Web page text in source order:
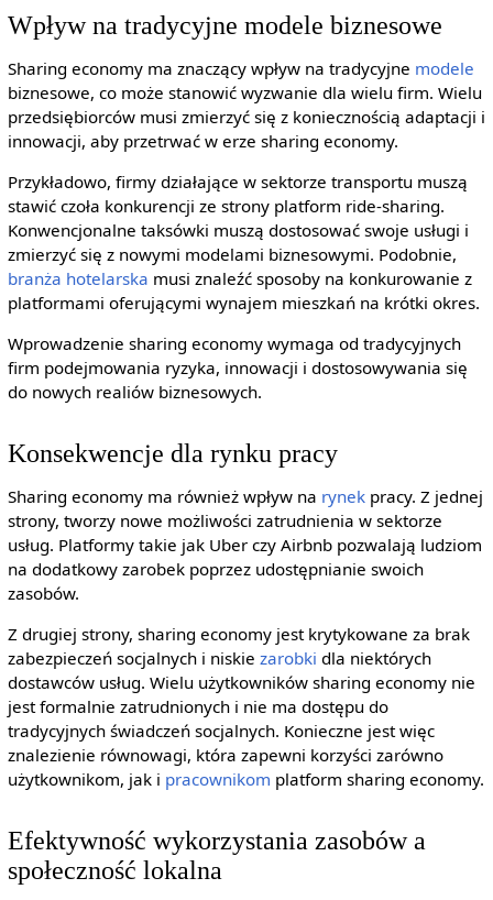
Wpływ na tradycyjne modele biznesowe
Sharing economy ma znaczący wpływ na tradycyjne modele
biznesowe, co może stanowić wyzwanie dla wielu firm. Wielu
przedsiębiorców musi zmierzyć się z koniecznością adaptacji i
innowacji, aby przetrwać w erze sharing economy.
Przykładowo, firmy działające w sektorze transportu muszą
stawić czoła konkurencji ze strony platform ride-sharing.
Konwencjonalne taksówki muszą dostosować swoje usługi i
zmierzyć się z nowymi modelami biznesowymi. Podobnie,
branża hotelarska musi znaleźć sposoby na konkurowanie z
platformami oferującymi wynajem mieszkań na krótki okres.
Wprowadzenie sharing economy wymaga od tradycyjnych
firm podejmowania ryzyka, innowacji i dostosowywania się
do nowych realiów biznesowych.
Konsekwencje dla rynku pracy
Sharing economy ma również wpływ na rynekpracy. Z jednej
strony, tworzy nowe możliwości zatrudnienia w sektorze
usług. Platformy takie jak Uber czy Airbnb pozwalają ludziom
na dodatkowy zarobek poprzez udostępnianie swoich
zasobów.
Z drugiej strony, sharing economy jest krytykowane za brak
zabezpieczeń socjalnych i niskie zarobki dla niektórych
dostawców usług. Wielu użytkowników sharing economy nie
jest formalnie zatrudnionych i nie ma dostępu do
tradycyjnych świadczeń socjalnych. Konieczne jest więc
znalezienie równowagi, która zapewni korzyści zarówno
użytkownikom, jak i pracownikom platform sharing economy.
Efektywność wykorzystania zasobów a
społeczność lokalna